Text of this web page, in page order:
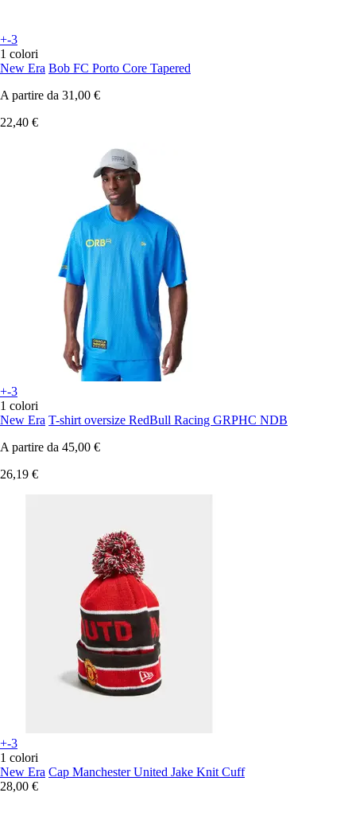
+-3
1 colori
New Era Bob FC Porto Core Tapered
A partire da 31,00 €
22,40 €
+-3
1 colori
New Era T-shirt oversize RedBull Racing GRPHC NDB
A partire da 45,00 €
26,19 €
+-3
1 colori
New Era Cap Manchester United Jake Knit Cuff
28,00 €